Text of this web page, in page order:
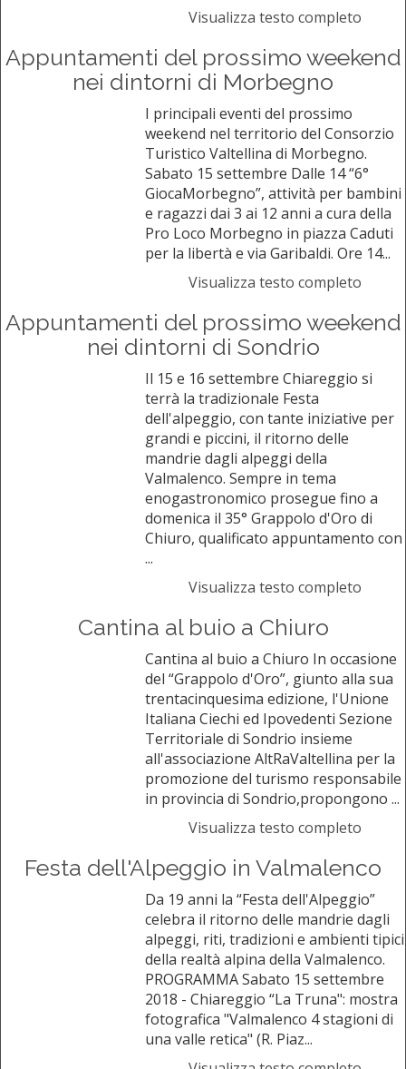
Visualizza testo completo
Appuntamenti del prossimo weekend
nei dintorni di Morbegno
I principali eventi del prossimo
weekend nel territorio del Consorzio
Turistico Valtellina di Morbegno.
Sabato 15 settembre Dalle 14 “6°
GiocaMorbegno”, attività per bambini
e ragazzi dai 3 ai 12 anni a cura della
Pro Loco Morbegno in piazza Caduti
per la libertà e via Garibaldi. Ore 14...
Visualizza testo completo
Appuntamenti del prossimo weekend
nei dintorni di Sondrio
Il 15 e 16 settembre Chiareggio si
terrà la tradizionale Festa
dell'alpeggio, con tante iniziative per
grandi e piccini, il ritorno delle
mandrie dagli alpeggi della
Valmalenco. Sempre in tema
enogastronomico prosegue fino a
domenica il 35° Grappolo d'Oro di
Chiuro, qualificato appuntamento con
...
Visualizza testo completo
Cantina al buio a Chiuro
Cantina al buio a Chiuro In occasione
del “Grappolo d'Oro”, giunto alla sua
trentacinquesima edizione, l'Unione
Italiana Ciechi ed Ipovedenti Sezione
Territoriale di Sondrio insieme
all'associazione AltRaValtellina per la
promozione del turismo responsabile
in provincia di Sondrio,propongono ...
Visualizza testo completo
Festa dell'Alpeggio in Valmalenco
Da 19 anni la “Festa dell'Alpeggio”
celebra il ritorno delle mandrie dagli
alpeggi, riti, tradizioni e ambienti tipici
della realtà alpina della Valmalenco.
PROGRAMMA Sabato 15 settembre
2018 - Chiareggio “La Truna": mostra
fotografica "Valmalenco 4 stagioni di
una valle retica" (R. Piaz...